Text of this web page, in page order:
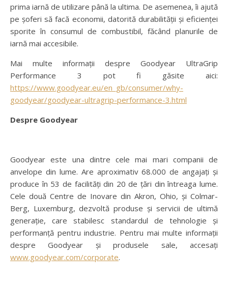
prima iarnă de utilizare până la ultima. De asemenea, îi ajută
pe șoferi să facă economii, datorită durabilității și eficienței
sporite în consumul de combustibil, făcând planurile de
iarnă mai accesibile.
Mai multe informații despre Goodyear UltraGrip
Performance 3 pot fi găsite aici:
https://www.goodyear.eu/en_gb/consumer/why-
goodyear/goodyear-ultragrip-performance-3.html
Despre Goodyear
Goodyear este una dintre cele mai mari companii de
anvelope din lume. Are aproximativ 68.000 de angajați și
produce în 53 de facilități din 20 de țări din întreaga lume.
Cele două Centre de Inovare din Akron, Ohio, și Colmar-
Berg, Luxemburg, dezvoltă produse și servicii de ultimă
generație, care stabilesc standardul de tehnologie și
performanță pentru industrie. Pentru mai multe informații
despre Goodyear și produsele sale, accesați
www.goodyear.com/corporate.